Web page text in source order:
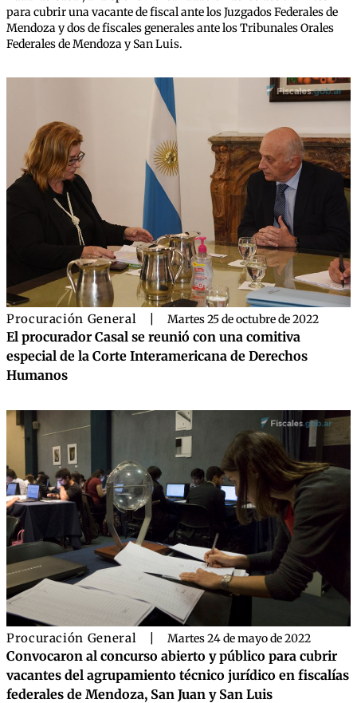
para cubrir una vacante de fiscal ante los Juzgados Federales de
Mendoza y dos de fiscales generales ante los Tribunales Orales
Federales de Mendoza y San Luis.
Procuración General Martes 25 de octubre de 2022
El procurador Casal se reunió con una comitiva
especial de la Corte Interamericana de Derechos
Humanos
Procuración General Martes 24 de mayo de 2022
Convocaron al concurso abierto y público para cubrir
vacantes del agrupamiento técnico jurídico en fiscalías
federales de Mendoza, San Juan y San Luis